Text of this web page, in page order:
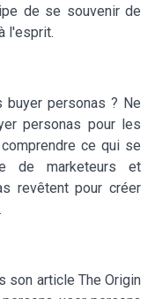
de se souvenir de
l'esprit.
personas ? Ne
personas pour les
ce qui se
de marketeurs et
revêtent pour créer
son article The Origin